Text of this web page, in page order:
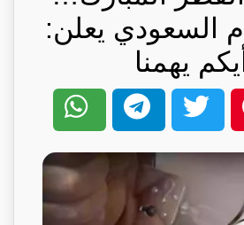
السعودي يعلن:
يهمنا